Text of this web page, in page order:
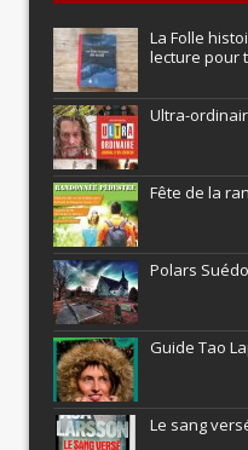
La Folle
lecture pour
Ultra-
Fête de la
Polars
Guide Tao
Le sang